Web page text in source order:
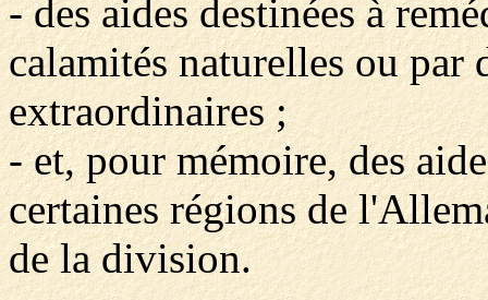
- des aides destinées à
calamités naturelles ou par
extraordinaires ;
- et, pour mémoire, des
certaines régions de
de la division.